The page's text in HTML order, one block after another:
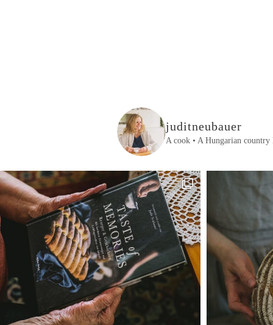
juditneubauer
A cook • A Hungarian country